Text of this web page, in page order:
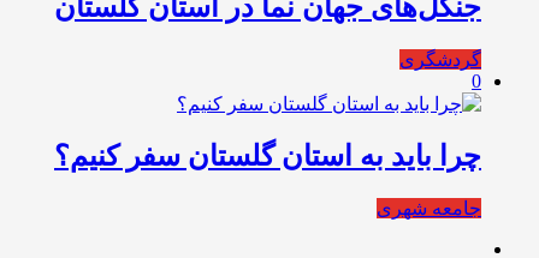
جنگل‌های جهان نما در استان گلستان
گردشگری
0
چرا باید به استان گلستان سفر کنیم؟
جامعه شهری